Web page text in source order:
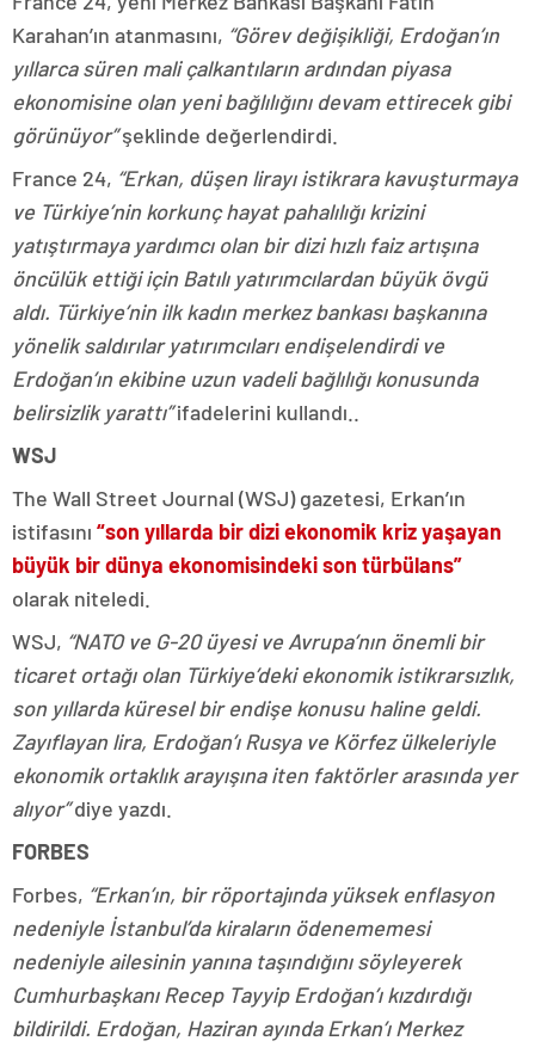
Karahan’ın atanmasını, “Görev değişikliği, Erdoğan’ın
yıllarca süren mali çalkantıların ardından piyasa
ekonomisine olan yeni bağlılığını devam ettirecek gibi
görünüyor”şeklinde değerlendirdi.
France 24, “Erkan, düşen lirayı istikrara kavuşturmaya
ve Türkiye’nin korkunç hayat pahalılığı krizini
yatıştırmaya yardımcı olan bir dizi hızlı faiz artışına
öncülük ettiği için Batılı yatırımcılardan büyük övgü
aldı. Türkiye’nin ilk kadın merkez bankası başkanına
yönelik saldırılar yatırımcıları endişelendirdi ve
Erdoğan’ın ekibine uzun vadeli bağlılığı konusunda
belirsizlik yarattı”ifadelerini kullandı..
WSJ
The Wall Street Journal (WSJ) gazetesi, Erkan’ın
istifasını “son yıllarda bir dizi ekonomik kriz yaşayan
büyük bir dünya ekonomisindeki son türbülans”
olarak niteledi.
WSJ, “NATO ve G-20 üyesi ve Avrupa’nın önemli bir
ticaret ortağı olan Türkiye’deki ekonomik istikrarsızlık,
son yıllarda küresel bir endişe konusu haline geldi.
Zayıflayan lira, Erdoğan’ı Rusya ve Körfez ülkeleriyle
ekonomik ortaklık arayışına iten faktörler arasında yer
alıyor”diye yazdı.
FORBES
Forbes, “Erkan’ın, bir röportajında yüksek enflasyon
nedeniyle İstanbul’da kiraların ödenememesi
nedeniyle ailesinin yanına taşındığını söyleyerek
Cumhurbaşkanı Recep Tayyip Erdoğan’ı kızdırdığı
bildirildi. Erdoğan, Haziran ayında Erkan’ı Merkez